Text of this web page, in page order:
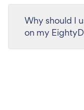
Why should I
on my